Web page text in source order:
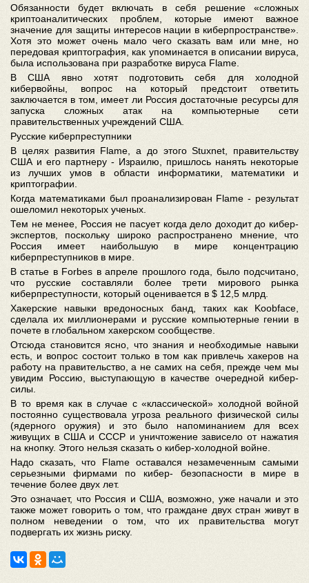
Обязанности будет включать в себя решение «сложных
криптоаналитических проблем, которые имеют важное
значение для защиты интересов нации в киберпространстве».
Хотя это может очень мало чего сказать вам или мне, но
передовая криптография, как упоминается в описании вируса,
была использована при разработке вируса Flame.
В США явно хотят подготовить себя для холодной
кибервойны, вопрос на который предстоит ответить
заключается в том, имеет ли Россия достаточные ресурсы для
запуска сложных атак на компьютерные сети
правительственных учреждений США.
Русские киберпреступники
В целях развития Flame, а до этого Stuxnet, правительству
США и его партнеру - Израилю, пришлось нанять некоторые
из лучших умов в области информатики, математики и
криптографии.
Когда математиками был проанализирован Flame - результат
ошеломил некоторых ученых.
Тем не менее, Россия не пасует когда дело доходит до кибер-
экспертов, поскольку широко распространено мнение, что
Россия имеет наибольшую в мире концентрацию
киберпреступников в мире.
В статье в Forbes в апреле прошлого года, было подсчитано,
что русские составляли более трети мирового рынка
киберпреступности, который оценивается в $ 12,5 млрд.
Хакерские навыки вредоносных банд, таких как Koobface,
сделала их миллионерами и русские компьютерные гении в
почете в глобальном хакерском сообществе.
Отсюда становится ясно, что знания и необходимые навыки
есть, и вопрос состоит только в том как привлечь хакеров на
работу на правительство, а не самих на себя, прежде чем мы
увидим Россию, выступающую в качестве очередной кибер-
силы.
В то время как в случае с «классической» холодной войной
постоянно существовала угроза реального физической силы
(ядерного оружия) и это было напоминанием для всех
живущих в США и СССР и уничтожение зависело от нажатия
на кнопку. Этого нельзя сказать о кибер-холодной войне.
Надо сказать, что Flame оставался незамеченным самыми
серьезными фирмами по кибер- безопасности в мире в
течение более двух лет.
Это означает, что Россия и США, возможно, уже начали и это
также может говорить о том, что граждане двух стран живут в
полном неведении о том, что их правительства могут
подвергать их жизнь риску.